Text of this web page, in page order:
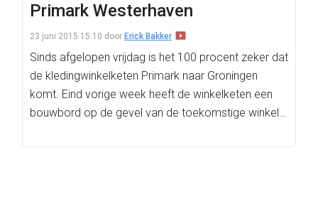
Primark Westerhaven
23 juni 2015 15:10 door Erick Bakker
Sinds afgelopen vrijdag is het 100 procent zeker dat
de kledingwinkelketen Primark naar Groningen
komt. Eind vorige week heeft de winkelketen een
bouwbord op de gevel van de toekomstige winkel…